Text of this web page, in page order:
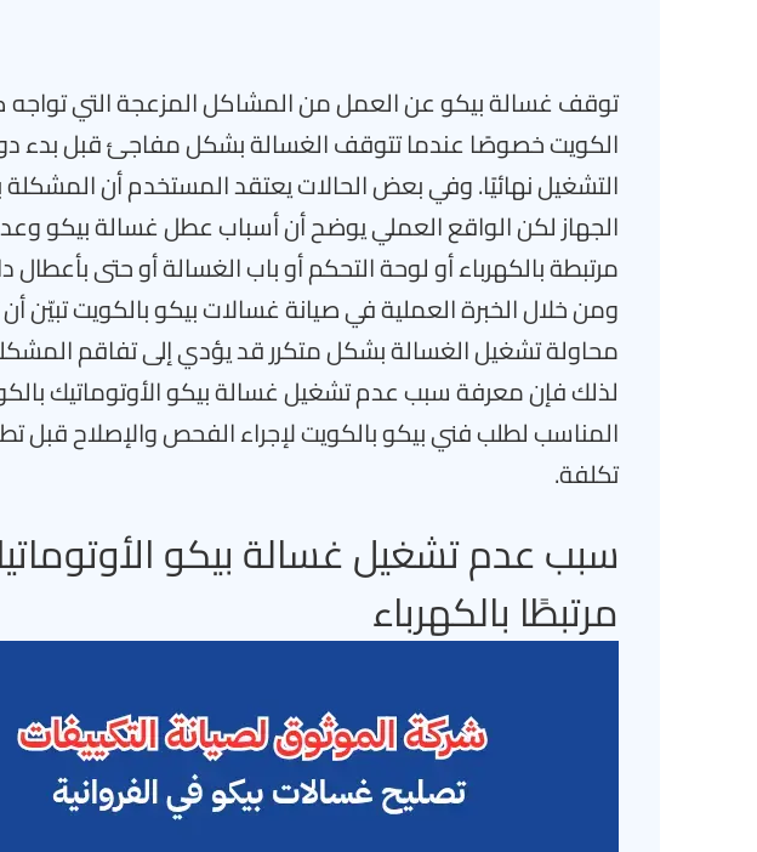
توقف غسالة بيكو عن العمل من المشاكل المزعجة التي تواجه
الكويت خصوصًا عندما تتوقف الغسالة بشكل مفاجئ قبل بدء
التشغيل نهائيًا. وفي بعض الحالات يعتقد المستخدم أن
الجهاز لكن الواقع العملي يوضح أن أسباب عطل غسالة بيكو
مرتبطة بالكهرباء أو لوحة التحكم أو باب الغسالة أو حتى بأعطال
ومن خلال الخبرة العملية في صيانة غسالات بيكو بالكويت تبيّن
محاولة تشغيل الغسالة بشكل متكرر قد يؤدي إلى تفاقم
لذلك فإن معرفة سبب عدم تشغيل غسالة بيكو الأوتوماتيك
المناسب لطلب فني بيكو بالكويت لإجراء الفحص والإصلاح قبل
تكلفة.
سبب عدم تشغيل غسالة بيكو
مرتبطًا بالكهرباء